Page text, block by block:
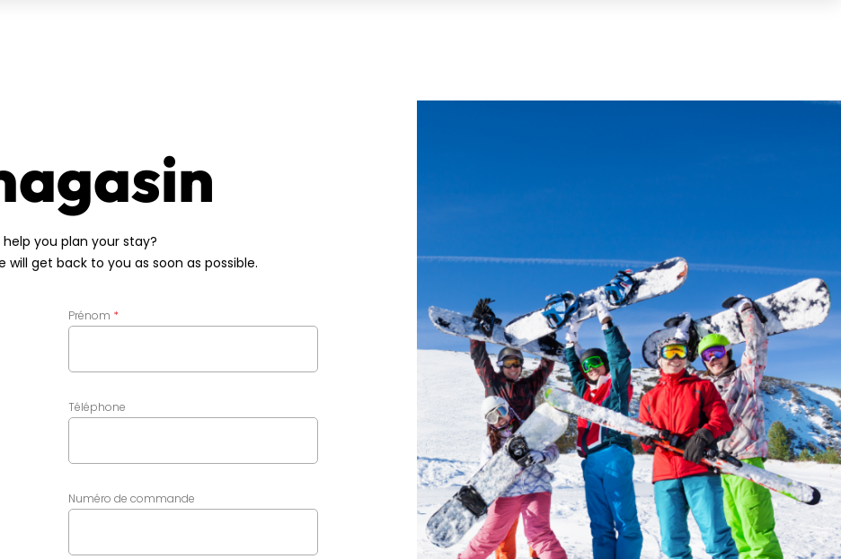
you plan your stay?
get back to you as soon as possible.
Prénom
Téléphone
Numéro de commande